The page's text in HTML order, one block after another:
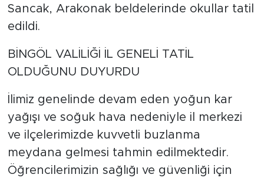
Sancak, Arakonak beldelerinde okullar tatil
edildi.
BİNGÖL VALİLİĞİ İL GENELİ TATİL
OLDUĞUNU DUYURDU
İlimiz genelinde devam eden yoğun kar
yağışı ve soğuk hava nedeniyle il merkezi
ve ilçelerimizde kuvvetli buzlanma
meydana gelmesi tahmin edilmektedir.
Öğrencilerimizin sağlığı ve güvenliği için